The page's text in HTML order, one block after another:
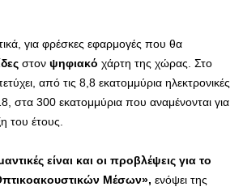
για φρέσκες εφαρμογές που θα
στον ψηφιακό χάρτη της χώρας. Στο
από τις 8,8 εκατομμύρια ηλεκτρονικές
στα 300 εκατομμύρια που αναμένονται για
του έτους.
είναι και οι προβλέψεις για το
Μέσων», ενόψει της